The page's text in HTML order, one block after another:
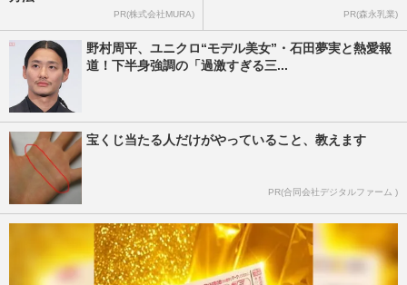
PR(株式会社MURA) PR(森永乳業)
野村周平、ユニクロ“モデル美女”・石田夢実と熱愛報
道！下半身強調の「過激すぎる三...
宝くじ当たる人だけがやっていること、教えます
PR(合同会社デジタルファーム )